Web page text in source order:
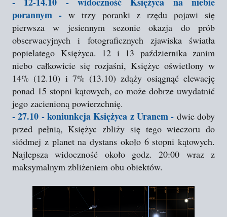
porannym -w trzy poranki z rzędu pojawi się
pierwsza w jesiennym sezonie okazja do prób
obserwacyjnych i fotograficznych zjawiska światła
popielatego Księżyca. 12 i 13 października zanim
niebo całkowicie się rozjaśni, Księżyc oświetlony w
14% (12.10) i 7% (13.10) zdąży osiągnąć elewację
ponad 15 stopni kątowych, co może dobrze uwydatnić
jego zacienioną powierzchnię.
- 27.10 - koniunkcja Księżyca z Uranem - dwie doby
przed pełnią, Księżyc zbliży się tego wieczoru do
siódmej z planet na dystans około 6 stopni kątowych.
Najlepsza widoczność około godz. 20:00 wraz z
maksymalnym zbliżeniem obu obiektów.